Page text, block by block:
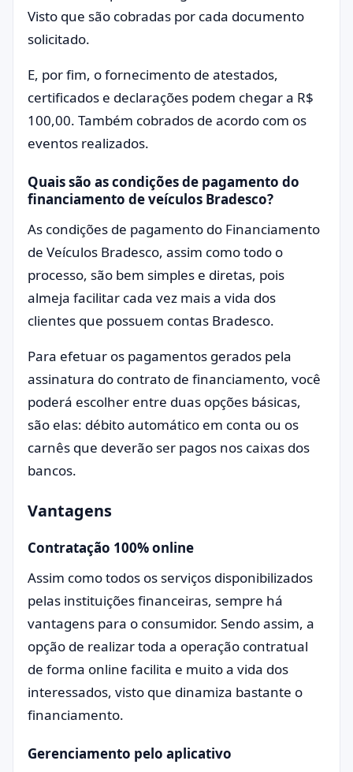
Visto que são cobradas por cada documento
solicitado.
E, por fim, o fornecimento de atestados,
certificados e declarações podem chegar a R$
100,00. Também cobrados de acordo com os
eventos realizados.
Quais são as condições de pagamento do
financiamento de veículos Bradesco?
As condições de pagamento do Financiamento
de Veículos Bradesco, assim como todo o
processo, são bem simples e diretas, pois
almeja facilitar cada vez mais a vida dos
clientes que possuem contas Bradesco.
Para efetuar os pagamentos gerados pela
assinatura do contrato de financiamento, você
poderá escolher entre duas opções básicas,
são elas: débito automático em conta ou os
carnês que deverão ser pagos nos caixas dos
bancos.
Vantagens
Contratação 100% online
Assim como todos os serviços disponibilizados
pelas instituições financeiras, sempre há
vantagens para o consumidor. Sendo assim, a
opção de realizar toda a operação contratual
de forma online facilita e muito a vida dos
interessados, visto que dinamiza bastante o
financiamento.
Gerenciamento pelo aplicativo